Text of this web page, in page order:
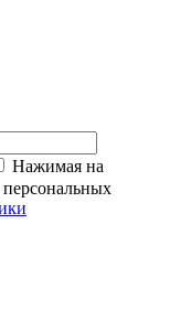
Нажимая на
персональных